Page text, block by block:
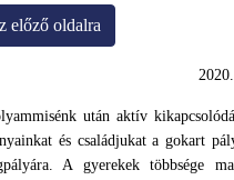
előző oldalra
után aktív
és családjukat a gokart
A gyerekek többsége